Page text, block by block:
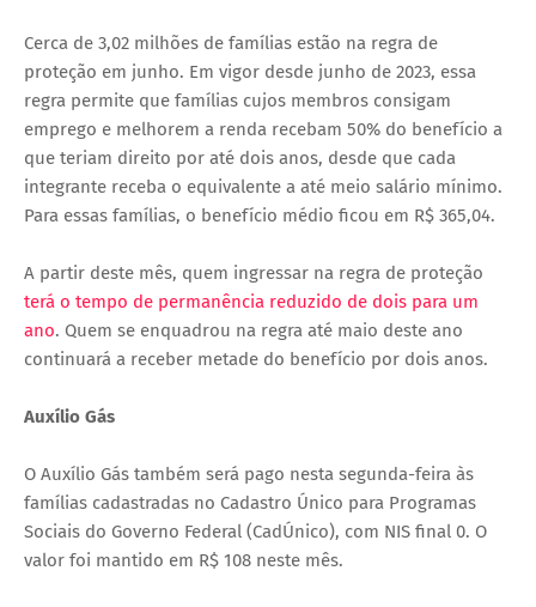
Cerca de 3,02 milhões de famílias estão na regra de
proteção em junho. Em vigor desde junho de 2023, essa
regra permite que famílias cujos membros consigam
emprego e melhorem a renda recebam 50% do benefício a
que teriam direito por até dois anos, desde que cada
integrante receba o equivalente a até meio salário mínimo.
Para essas famílias, o benefício médio ficou em R$ 365,04.
A partir deste mês, quem ingressar na regra de proteção
terá o tempo de permanência reduzido de dois para um
ano. Quem se enquadrou na regra até maio deste ano
continuará a receber metade do benefício por dois anos.
Auxílio Gás
O Auxílio Gás também será pago nesta segunda-feira às
famílias cadastradas no Cadastro Único para Programas
Sociais do Governo Federal (CadÚnico), com NIS final 0. O
valor foi mantido em R$ 108 neste mês.